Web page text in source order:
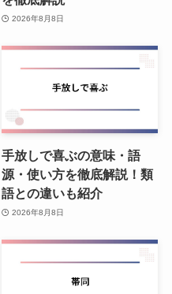
2026年8月8日
手放しで喜ぶの意味・語
源・使い方を徹底解説！類
語との違いも紹介
2026年8月8日